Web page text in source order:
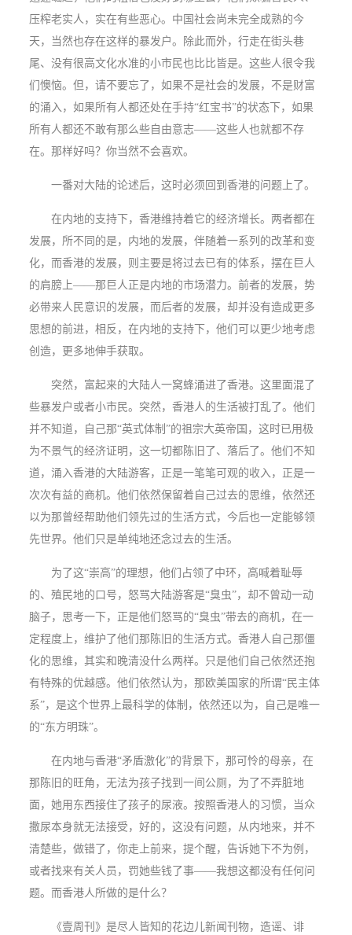
压榨老实人，实在有些恶心。中国社会尚未完全成熟的今
天，当然也存在这样的暴发户。除此而外，行走在街头巷
尾、没有很高文化水准的小市民也比比皆是。这些人很令我
们懊恼。但，请不要忘了，如果不是社会的发展，不是财富
的涌入，如果所有人都还处在手持“红宝书”的状态下，如果
所有人都还不敢有那么些自由意志——这些人也就都不存
在。那样好吗？你当然不会喜欢。
一番对大陆的论述后，这时必须回到香港的问题上了。
在内地的支持下，香港维持着它的经济增长。两者都在
发展，所不同的是，内地的发展，伴随着一系列的改革和变
化，而香港的发展，则主要是将过去已有的体系，摆在巨人
的肩膀上——那巨人正是内地的市场潜力。前者的发展，势
必带来人民意识的发展，而后者的发展，却并没有造成更多
思想的前进，相反，在内地的支持下，他们可以更少地考虑
创造，更多地伸手获取。
突然，富起来的大陆人一窝蜂涌进了香港。这里面混了
些暴发户或者小市民。突然，香港人的生活被打乱了。他们
并不知道，自己那“英式体制”的祖宗大英帝国，这时已用极
为不景气的经济证明，这一切都陈旧了、落后了。他们不知
道，涌入香港的大陆游客，正是一笔笔可观的收入，正是一
次次有益的商机。他们依然保留着自己过去的思维，依然还
以为那曾经帮助他们领先过的生活方式，今后也一定能够领
先世界。他们只是单纯地还念过去的生活。
为了这“崇高”的理想，他们占领了中环，高喊着耻辱
的、殖民地的口号，怒骂大陆游客是“臭虫”，却不曾动一动
脑子，思考一下，正是他们怒骂的“臭虫”带去的商机，在一
定程度上，维护了他们那陈旧的生活方式。香港人自己那僵
化的思维，其实和晚清没什么两样。只是他们自己依然还抱
有特殊的优越感。他们依然认为，那欧美国家的所谓“民主体
系”，是这个世界上最科学的体制，依然还以为，自己是唯一
的“东方明珠”。
在内地与香港“矛盾激化”的背景下，那可怜的母亲，在
那陈旧的旺角，无法为孩子找到一间公厕，为了不弄脏地
面，她用东西接住了孩子的尿液。按照香港人的习惯，当众
撒尿本身就无法接受，好的，这没有问题，从内地来，并不
清楚些，做错了，你走上前来，提个醒，告诉她下不为例，
或者找来有关人员，罚她些钱了事——我想这都没有任何问
题。而香港人所做的是什么？
《壹周刊》是尽人皆知的花边儿新闻刊物，造谣、诽